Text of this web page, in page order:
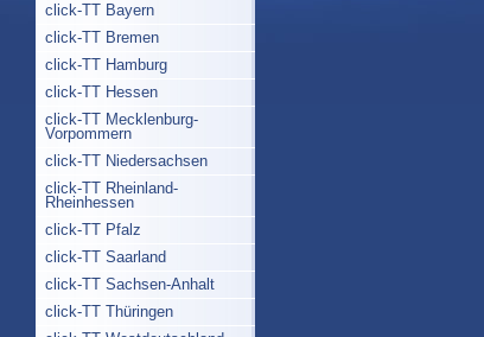
click-TT Bayern
click-TT Bremen
click-TT Hamburg
click-TT Hessen
click-TT Mecklenburg-
Vorpommern
click-TT Niedersachsen
click-TT Rheinland-
Rheinhessen
click-TT Pfalz
click-TT Saarland
click-TT Sachsen-Anhalt
click-TT Thüringen